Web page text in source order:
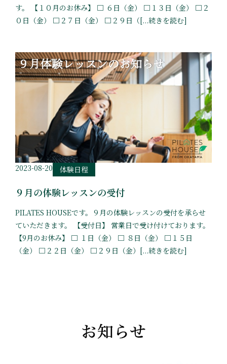
す。 【１０月のお休み】 □ ６日（金） □１３日（金） □２
０日（金） □２７日（金） □２９日（[...続きを読む]
2023-08-20 体験日程
９月の体験レッスンの受付
PILATES HOUSEです。９月の体験レッスンの受付を承らせ
ていただきます。 【受付日】 営業日で受け付けております。
【9月のお休み】 □ １日（金） □ ８日（金） □１５日
（金） □２２日（金） □２９日（金）[...続きを読む]